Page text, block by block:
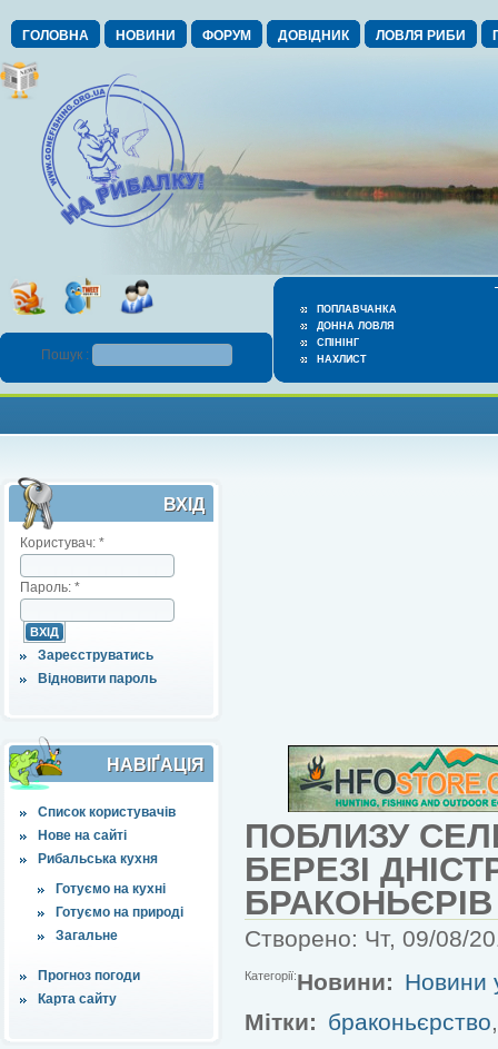
ГОЛОВНА НОВИНИ ФОРУМ ДОВІДНИК ЛОВЛЯ РИБИ
ПОПЛАВЧАНКА
ДОННА ЛОВЛЯ
СПІНІНГ
НАХЛИСТ
Пошук :
ВХІД
Користувач: *
Пароль: *
Зареєструватись
Відновити пароль
НАВІҐАЦІЯ
Список користувачів
Нове на сайті
Рибальська кухня
Готуємо на кухні
Готуємо на природі
Загальне
Прогноз погоди
Карта сайту
ПОБЛИЗУ
БЕРЕЗІ
Створено: Чт, 09/08/
Категорії:Новини: Новини
Мітки: браконьєрство